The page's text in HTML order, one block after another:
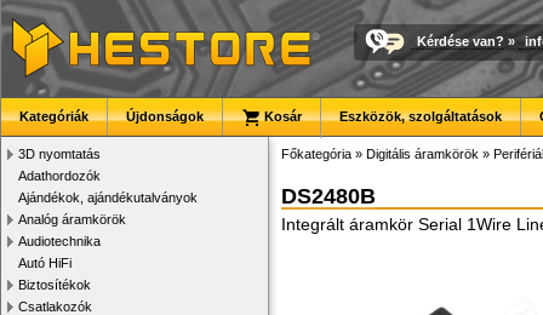
Kérdése van? »
Kategóriák Újdonságok Kosár Eszközök, szolgáltatások
3D nyomtatás
Adathordozók
Ajándékok, ajándékutalványok
Analóg áramkörök
Audiotechnika
Autó HiFi
Biztosítékok
Csatlakozók
Főkategória » Digitális áramkörök »
DS2480B
Integrált áramkör Serial 1Wire